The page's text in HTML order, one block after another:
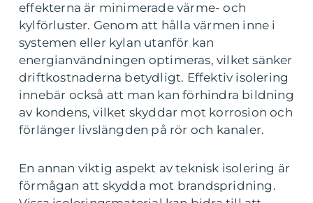
effekterna är minimerade värme- och
kylförluster. Genom att hålla värmen inne i
systemen eller kylan utanför kan
energianvändningen optimeras, vilket sänker
driftkostnaderna betydligt. Effektiv isolering
innebär också att man kan förhindra bildning
av kondens, vilket skyddar mot korrosion och
förlänger livslängden på rör och kanaler.
En annan viktig aspekt av teknisk isolering är
förmågan att skydda mot brandspridning.